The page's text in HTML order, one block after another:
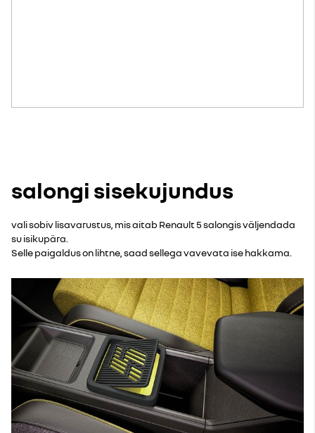
salongi sisekujundus
vali sobiv lisavarustus, mis aitab Renault 5 salongis väljendada
su isikupära.
Selle paigaldus on lihtne, saad sellega vavevata ise hakkama.